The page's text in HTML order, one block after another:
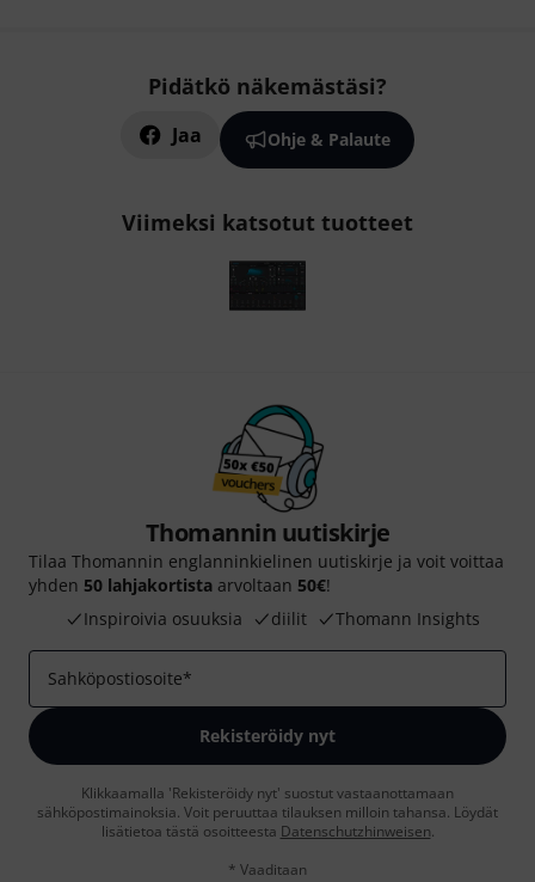
Pidätkö näkemästäsi?
Jaa Ohje & Palaute
Viimeksi katsotut tuotteet
Thomannin uutiskirje
Tilaa Thomannin englanninkielinen uutiskirje ja voit voittaa
yhden 50 lahjakortista arvoltaan 50€!
Inspiroivia osuuksia
diilit Thomann Insights
Sahköpostiosoite*
Rekisteröidy nyt
Klikkaamalla 'Rekisteröidy nyt' suostut vastaanottamaan
sähköpostimainoksia. Voit peruuttaa tilauksen milloin tahansa. Löydät
lisätietoa tästä osoitteesta Datenschutzhinweisen.
* Vaaditaan